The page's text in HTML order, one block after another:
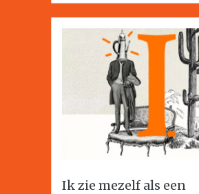
Ik zie mezelf als een